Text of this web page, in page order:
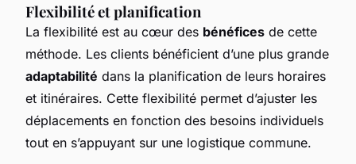
Flexibilité et planification
La flexibilité est au cœur des bénéfices de cette
méthode. Les clients bénéficient d’une plus grande
adaptabilité dans la planification de leurs horaires
et itinéraires. Cette flexibilité permet d’ajuster les
déplacements en fonction des besoins individuels
tout en s’appuyant sur une logistique commune.